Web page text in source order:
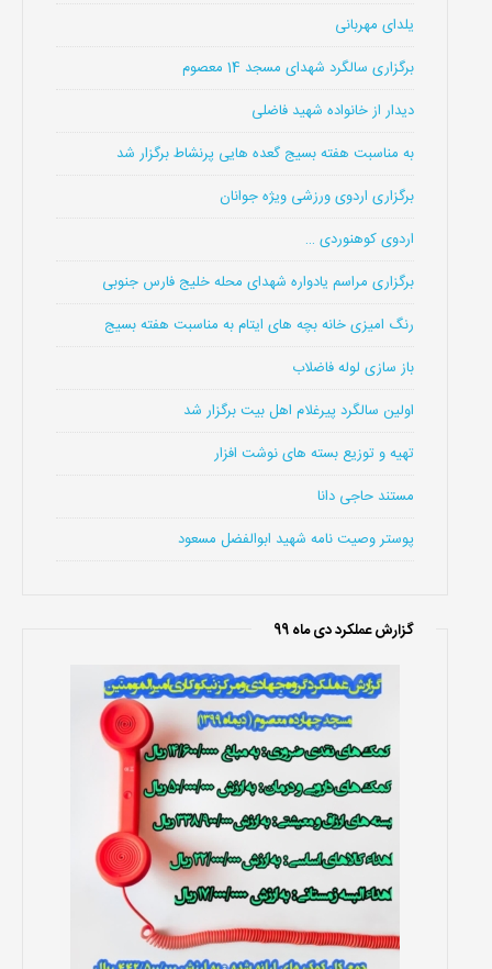
یلدای مهربانی
برگزاری سالگرد شهدای مسجد 14 معصوم
دیدار از خانواده شهید فاضلی
به مناسبت هفته بسیج گعده هایی پرنشاط برگزار شد
برگزاری اردوی ورزشی ویژه جوانان
اردوی کوهنوردی …
برگزاری مراسم یادواره شهدای محله خلیج فارس جنوبی
رنگ امیزی خانه بچه های ایتام به مناسبت هفته بسیج
باز سازی لوله فاضلاب
اولین سالگرد پیرغلام اهل بیت برگزار شد
تهیه و توزیع بسته های نوشت افزار
مستند حاجی دانا
پوستر وصیت نامه شهید ابوالفضل مسعود
گزارش عملکرد دی ماه 99